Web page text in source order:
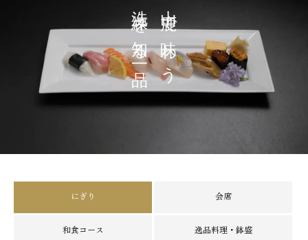
で
味
わ
う
を
知
る
一
品
にぎり 会席
和食コース 逸品料理・鉢盛